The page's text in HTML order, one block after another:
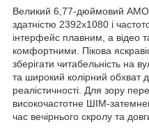
Великий 6,77-дюймовий
здатністю 2392х1080 і
інтерфейс плавним, а відео
комфортними. Пікова
зберігати читабельність на
та широкий колірний обхват
реалістичності. Для зору
високочастотне ШІМ-
час вечірнього скролу та